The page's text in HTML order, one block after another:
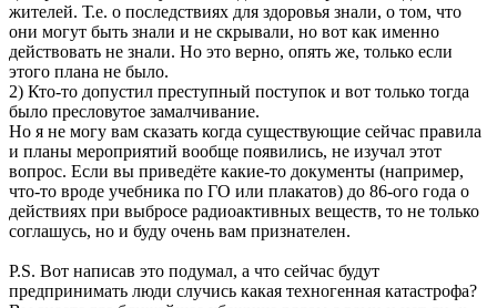
жителей. Т.е. о последствиях для здоровья знали, о том, что
они могут быть знали и не скрывали, но вот как именно
действовать не знали. Но это верно, опять же, только если
этого плана не было.
2) Кто-то допустил преступный поступок и вот только тогда
было пресловутое замалчивание.
Но я не могу вам сказать когда существующие сейчас правила
и планы мероприятий вообще появились, не изучал этот
вопрос. Если вы приведёте какие-то документы (например,
что-то вроде учебника по ГО или плакатов) до 86-ого года о
действиях при выбросе радиоактивных веществ, то не только
соглашусь, но и буду очень вам признателен.
P.S. Вот написав это подумал, а что сейчас будут
предпринимать люди случись какая техногенная катастрофа?